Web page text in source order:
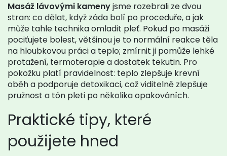
Masáž lávovými kamenyjsme rozebrali ze dvou
stran: co dělat, když záda bolí po proceduře, a jak
může tahle technika omladit pleť. Pokud po masáži
pociťujete bolest, většinou je to normální reakce těla
na hloubkovou práci a teplo; zmírnit ji pomůže lehké
protažení, termoterapie a dostatek tekutin. Pro
pokožku platí pravidelnost: teplo zlepšuje krevní
oběh a podporuje detoxikaci, což viditelně zlepšuje
pružnost a tón pleti po několika opakováních.
Praktické tipy, které
použijete hned